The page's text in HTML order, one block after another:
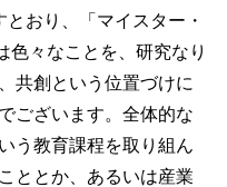
おり、「マイスター・
色々なことを、研究なり
共創という位置づけに
ございます。全体的な
う教育課程を取り組ん
ととか、あるいは産業